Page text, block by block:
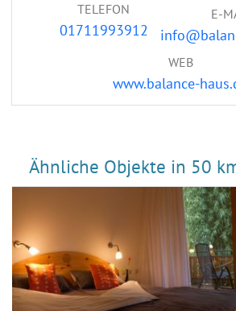
TELEFON
01711993912
E-
WEB
www.balance-
Ähnliche Objekte in 50